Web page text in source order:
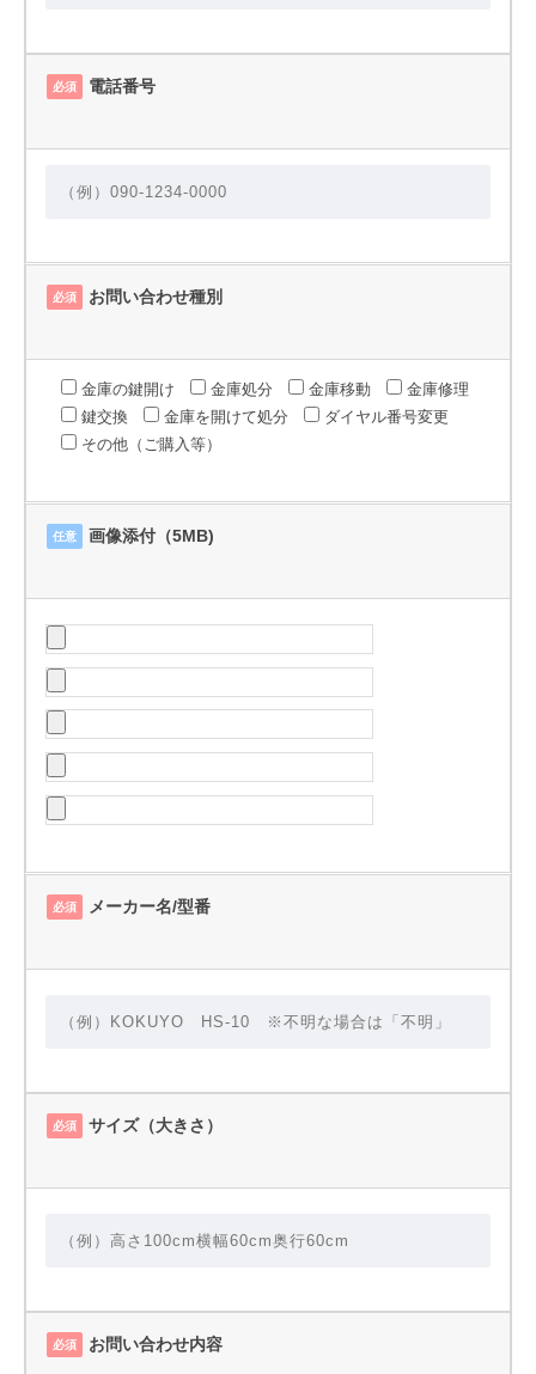
必須 電話番号
必須 お問い合わせ種別
金庫の鍵開け 金庫処分 金庫移動
金庫修理
鍵交換
金庫を開けて処分
ダイヤル番号変更
その他（ご購入等）
任意 画像添付（5MB)
必須 メーカー名/型番
必須 サイズ（大きさ）
必須 お問い合わせ内容